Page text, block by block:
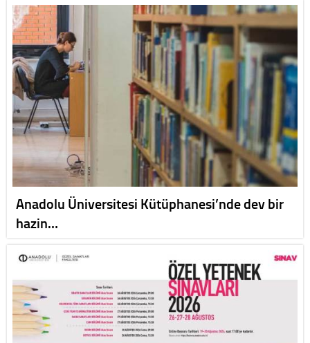
Anadolu Üniversitesi Kütüphanesi’nde dev bir
hazin…